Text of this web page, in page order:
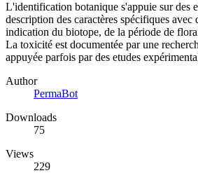
L'identification botanique s'appuie sur des
description des caractères spécifiques avec
indication du biotope, de la période de
La toxicité est documentée par une
appuyée parfois par des etudes
Author
PermaBot
Downloads
75
Views
229